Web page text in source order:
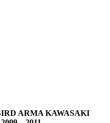
ARMA KAWASAKI